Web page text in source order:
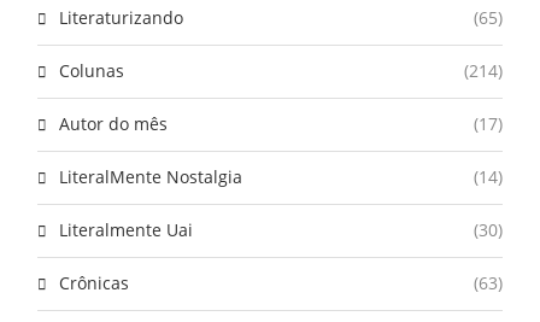
Literaturizando (65)
Colunas (214)
Autor do mês (17)
LiteralMente Nostalgia (14)
Literalmente Uai (30)
Crônicas (63)